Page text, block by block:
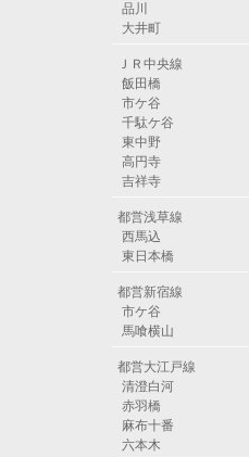
品川
大井町
ＪＲ中央線
飯田橋
市ケ谷
千駄ケ谷
東中野
高円寺
吉祥寺
都営浅草線
西馬込
東日本橋
都営新宿線
市ケ谷
馬喰横山
都営大江戸線
清澄白河
赤羽橋
麻布十番
六本木